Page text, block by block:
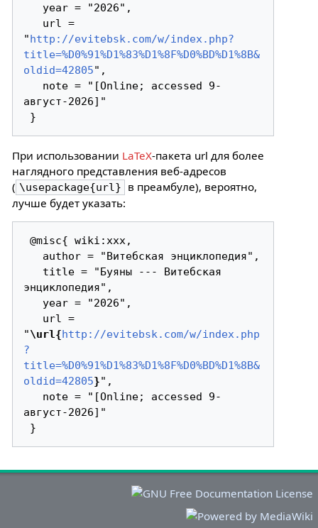
"http://evitebsk.com/w/index.php?
title=%D0%91%D1%83%D1%8F%D0%BD%D1%8B&
oldid=42805",
август-2026]"
При использовании LaTeX-пакета url для более
наглядного представления веб-адресов
( \usepackage{url}
в преамбуле), вероятно,
лучше будет указать:
@misc{ wiki:xxx,
энциклопедия",
"\url{http://evitebsk.com/w/index.php
?
title=%D0%91%D1%83%D1%8F%D0%BD%D1%8B&
oldid=42805}",
август-2026]"